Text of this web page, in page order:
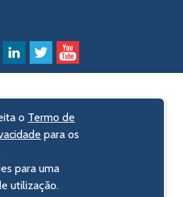
o Termo de
para os
para uma
utilização.